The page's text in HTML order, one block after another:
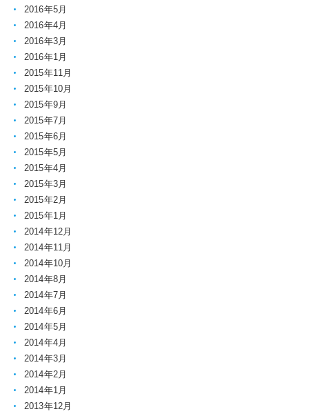
2016年5月
2016年4月
2016年3月
2016年1月
2015年11月
2015年10月
2015年9月
2015年7月
2015年6月
2015年5月
2015年4月
2015年3月
2015年2月
2015年1月
2014年12月
2014年11月
2014年10月
2014年8月
2014年7月
2014年6月
2014年5月
2014年4月
2014年3月
2014年2月
2014年1月
2013年12月